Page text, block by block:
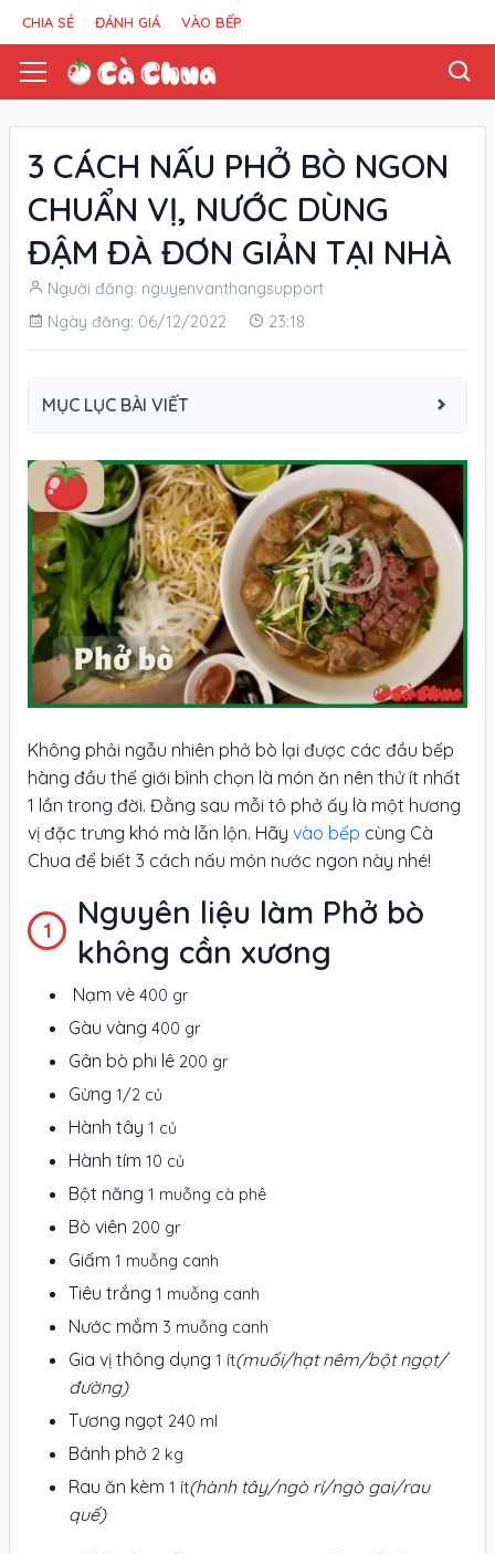
CHIA SẺ ĐÁNH GIÁ VÀO BẾP
3 CÁCH NẤU PHỞ BÒ NGON
CHUẨN VỊ, NƯỚC DÙNG
ĐẬM ĐÀ ĐƠN GIẢN TẠI NHÀ
Người đăng: nguyenvanthangsupport
Ngày đăng: 06/12/2022
23:18
MỤC LỤC BÀI VIẾT
Không phải ngẫu nhiên phở bò lại được các đầu bếp
hàng đầu thế giới bình chọn là món ăn nên thử ít nhất
1 lần trong đời. Đằng sau mỗi tô phở ấy là một hương
vị đặc trưng khó mà lẫn lộn. Hãy vào bếp cùng Cà
Chua để biết 3 cách nấu món nước ngon này nhé!
Nguyên liệu làm Phở bò
không cần xương
Nạm vè 400 gr
Gàu vàng 400 gr
Gân bò phi lê 200 gr
Gừng 1/2 củ
Hành tây 1 củ
Hành tím 10 củ
Bột năng 1 muỗng cà phê
Bò viên 200 gr
Giấm 1 muỗng canh
Tiêu trắng 1 muỗng canh
Nước mắm 3 muỗng canh
Gia vị thông dụng 1 ít(muối/hạt nêm/bột ngọt/
đường)
Tương ngọt 240 ml
Bánh phở 2 kg
Rau ăn kèm 1 ít(hành tây/ngò rí/ngò gai/rau
quế)